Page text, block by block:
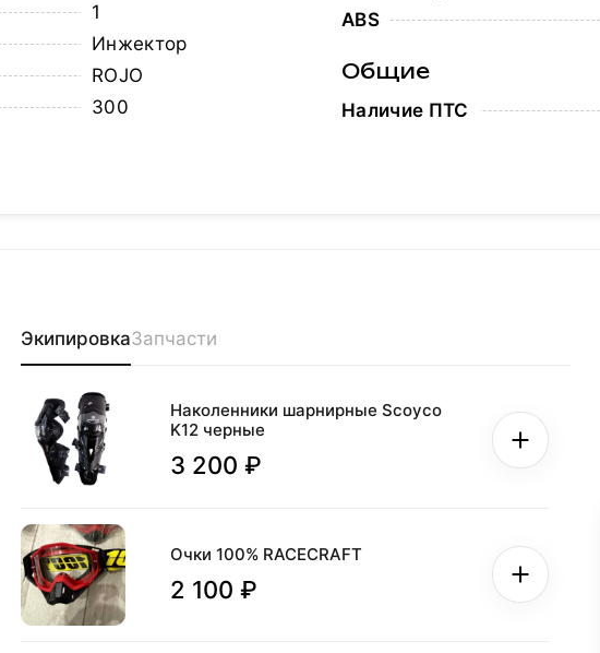
1
Инжектор
ROJO
300
ABS
Общие
Наличие ПТС
ЭкипировкаЗапчасти
Наколенники шарнирные Scoyco
K12 черные
3 200 ₽
Очки 100% RACECRAFT
2 100 ₽